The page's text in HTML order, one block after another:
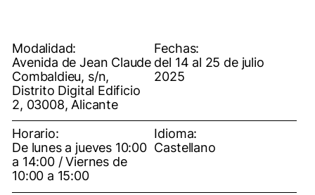
Modalidad:
Avenida de Jean Claude
Combaldieu, s/n,
Distrito Digital Edificio
2, 03008, Alicante
Fechas:
del 14 al 25 de julio
2025
Horario:
De lunes a jueves 10:00
a 14:00 / Viernes de
10:00 a 15:00
Idioma:
Castellano